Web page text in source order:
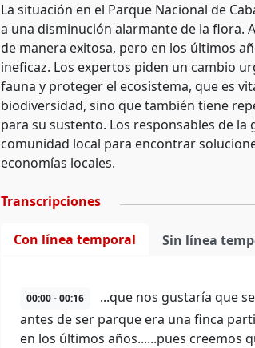
La situación en el Parque Nacional de
a una disminución alarmante de la flora.
de manera exitosa, pero en los últimos
ineficaz. Los expertos piden un cambio
fauna y proteger el ecosistema, que es
biodiversidad, sino que también tiene
para su sustento. Los responsables de
comunidad local para encontrar
economías locales.
Transcripciones
Con línea temporal Sin línea
00:00 - 00:16
...que nos gustaría que
antes de ser parque era una finca
en los últimos años......pues creemos